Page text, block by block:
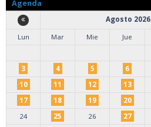
Agenda
Agosto 2026
Lun
Mar Mie Jue
3
4 5 6
10
11 12 13
17
18 19 20
24
25 26 27